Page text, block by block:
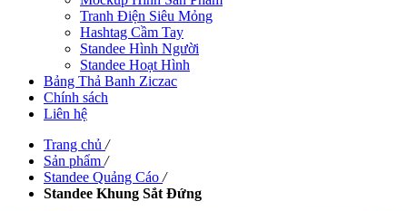
Tranh Điện Siêu Mỏng
Hashtag Cầm Tay
Standee Hình Người
Standee Hoạt Hình
Bảng Thả Banh Ziczac
Chính sách
Liên hệ
Trang chủ /
Sản phẩm /
Standee Quảng Cáo /
Standee Khung Sắt Đứng